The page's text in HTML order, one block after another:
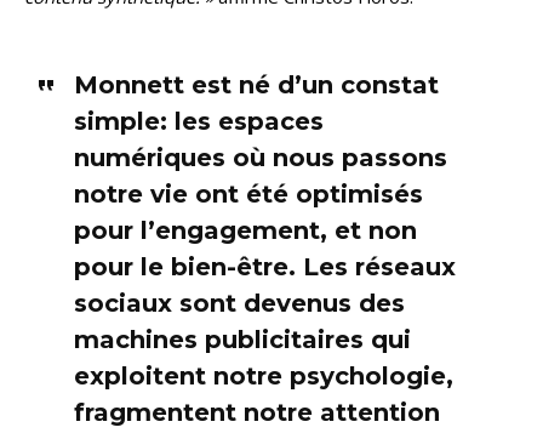
Monnett est né d’un constat
simple: les espaces
numériques où nous passons
notre vie ont été optimisés
pour l’engagement, et non
pour le bien-être. Les réseaux
sociaux sont devenus des
machines publicitaires qui
exploitent notre psychologie,
fragmentent notre attention